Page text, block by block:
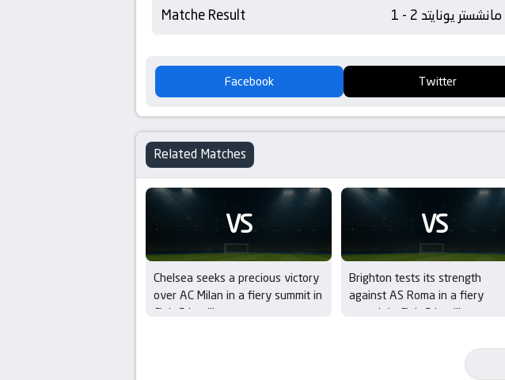
Matche Result
Facebook Twitter
Related Matches
VS
Chelsea seeks a precious victory
over AC Milan in a fiery summit in
Club Friendlies
VS
Brighton tests its strength
against AS Roma in a fiery
summit in Club Friendlies